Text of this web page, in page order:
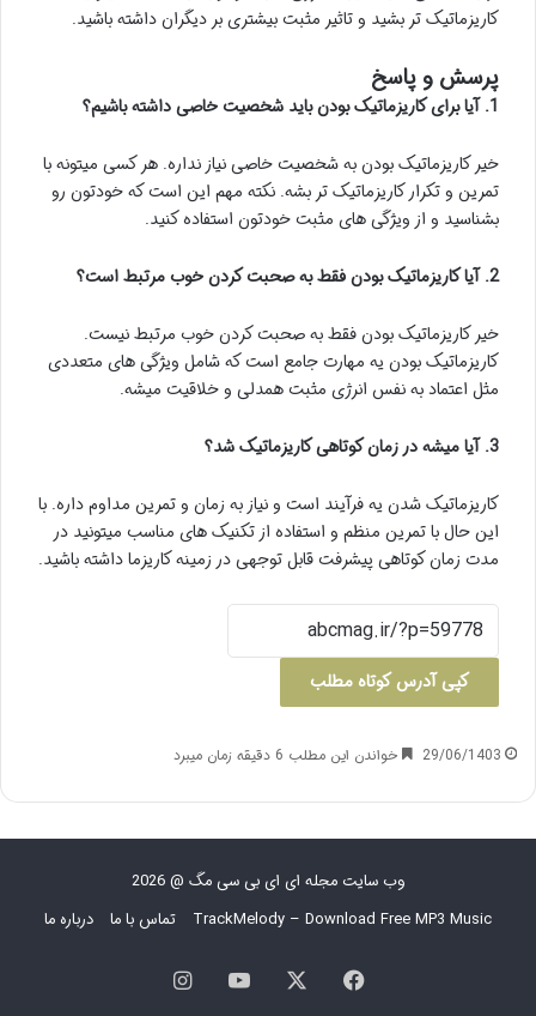
کاریزماتیک تر بشید و تاثیر مثبت بیشتری بر دیگران داشته باشید.
پرسش و پاسخ
1. آیا برای کاریزماتیک بودن باید شخصیت خاصی داشته باشیم؟
خیر کاریزماتیک بودن به شخصیت خاصی نیاز نداره. هر کسی میتونه با
تمرین و تکرار کاریزماتیک تر بشه. نکته مهم این است که خودتون رو
بشناسید و از ویژگی های مثبت خودتون استفاده کنید.
2. آیا کاریزماتیک بودن فقط به صحبت کردن خوب مرتبط است؟
خیر کاریزماتیک بودن فقط به صحبت کردن خوب مرتبط نیست.
کاریزماتیک بودن یه مهارت جامع است که شامل ویژگی های متعددی
مثل اعتماد به نفس انرژی مثبت همدلی و خلاقیت میشه.
3. آیا میشه در زمان کوتاهی کاریزماتیک شد؟
کاریزماتیک شدن یه فرآیند است و نیاز به زمان و تمرین مداوم داره. با
این حال با تمرین منظم و استفاده از تکنیک های مناسب میتونید در
مدت زمان کوتاهی پیشرفت قابل توجهی در زمینه کاریزما داشته باشید.
کپی آدرس کوتاه مطلب
29/06/1403 خواندن این مطلب 6 دقیقه زمان میبرد
وب سایت مجله ای ای بی سی مگ @ 2026
TrackMelody – Download Free MP3 Music
تماس با ما درباره ما
فیس یوتیوباینستاگرام